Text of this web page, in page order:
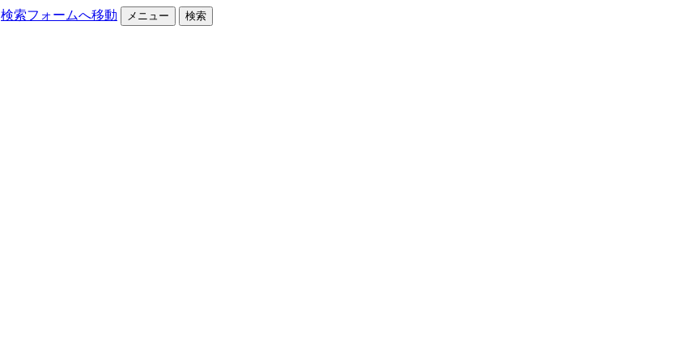
検索フォームへ移動 メニュー 検索